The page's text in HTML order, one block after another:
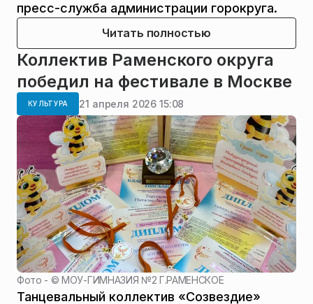
пресс-служба администрации горокруга.
Читать полностью
Коллектив Раменского округа
победил на фестивале в Москве
КУЛЬТУРА 21 апреля 2026 15:08
Фото - ©МОУ-ГИМНАЗИЯ №2 Г.РАМЕНСКОЕ
Танцевальный коллектив «Созвездие»